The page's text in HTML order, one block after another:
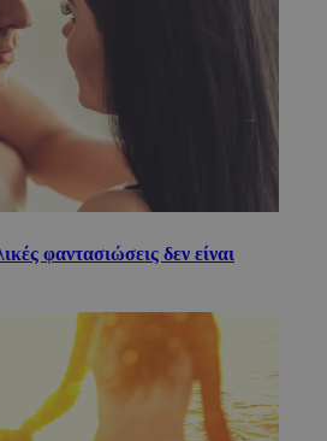
φαντασιώσεις δεν είναι